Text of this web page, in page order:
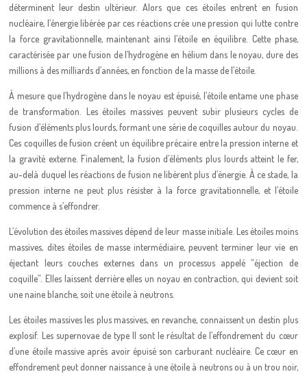
déterminent leur destin ultérieur. Alors que ces étoiles entrent en fusion
nucléaire, l’énergie libérée par ces réactions crée une pression qui lutte contre
la force gravitationnelle, maintenant ainsi l’étoile en équilibre. Cette phase,
caractérisée par une fusion de l’hydrogène en hélium dans le noyau, dure des
millions à des milliards d’années, en fonction de la masse de l’étoile.
À mesure que l’hydrogène dans le noyau est épuisé, l’étoile entame une phase
de transformation. Les étoiles massives peuvent subir plusieurs cycles de
fusion d’éléments plus lourds, formant une série de coquilles autour du noyau.
Ces coquilles de fusion créent un équilibre précaire entre la pression interne et
la gravité externe. Finalement, la fusion d’éléments plus lourds atteint le fer,
au-delà duquel les réactions de fusion ne libèrent plus d’énergie. À ce stade, la
pression interne ne peut plus résister à la force gravitationnelle, et l’étoile
commence à s’effondrer.
L’évolution des étoiles massives dépend de leur masse initiale. Les étoiles moins
massives, dites étoiles de masse intermédiaire, peuvent terminer leur vie en
éjectant leurs couches externes dans un processus appelé “éjection de
coquille”. Elles laissent derrière elles un noyau en contraction, qui devient soit
une naine blanche, soit une étoile à neutrons.
Les étoiles massives les plus massives, en revanche, connaissent un destin plus
explosif. Les supernovae de type II sont le résultat de l’effondrement du cœur
d’une étoile massive après avoir épuisé son carburant nucléaire. Ce cœur en
effondrement peut donner naissance à une étoile à neutrons ou à un trou noir,